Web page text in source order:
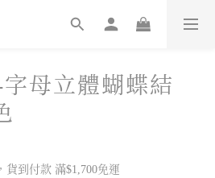
母立體蝴蝶結
貨到付款 滿$1,700免運